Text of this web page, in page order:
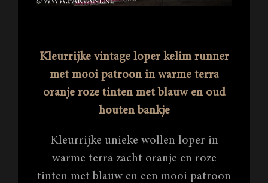
Kleurrijke vintage loper kelim runner
met mooi patroon in warme terra
oranje roze tinten met blauw en oud
houten bankje
Kleurrijke unieke wollen loper in
warme terra zacht oranje en roze
tinten met blauw en een mooi patroon